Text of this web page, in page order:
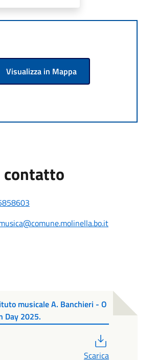
Visualizza in Mappa
musicale A. Banchieri - O
Day 2025.
Scarica